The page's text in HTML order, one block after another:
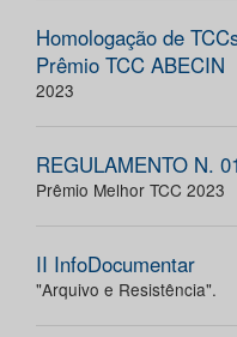
Homologação de
Prêmio TCC ABECIN
2023
REGULAMENTO N.
Prêmio Melhor TCC 2023
II InfoDocumentar
"Arquivo e Resistência".